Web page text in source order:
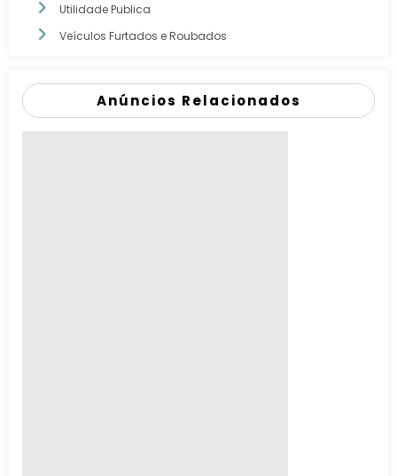
Utilidade Publica
Veículos Furtados e Roubados
Anúncios Relacionados